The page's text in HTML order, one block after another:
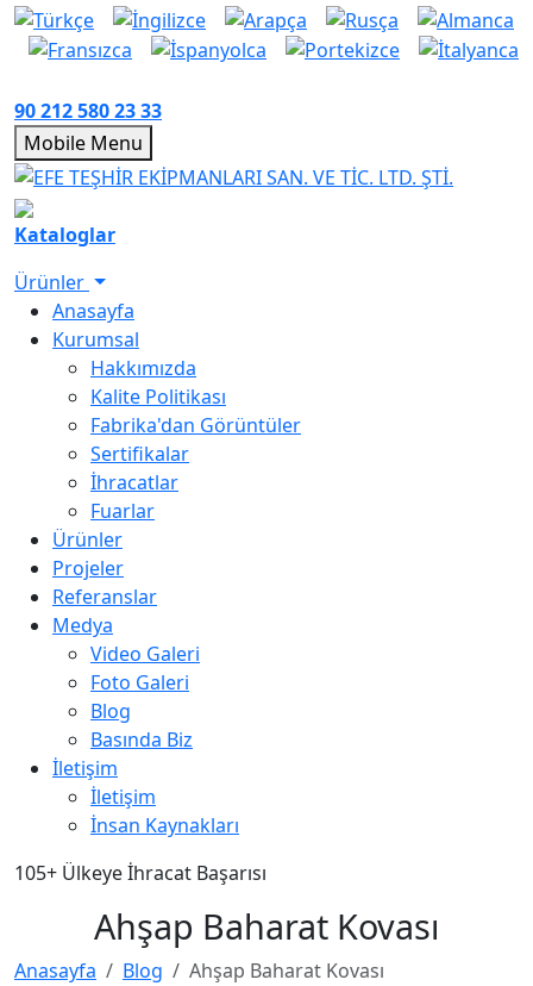
90 212 580 23 33
Mobile Menu
Kataloglar
Ürünler
Anasayfa
Kurumsal
Hakkımızda
Kalite Politikası
Fabrika'dan Görüntüler
Sertifikalar
İhracatlar
Fuarlar
Ürünler
Projeler
Referanslar
Medya
Video Galeri
Foto Galeri
Blog
Basında Biz
İletişim
İletişim
İnsan Kaynakları
105+ Ülkeye İhracat Başarısı
Ahşap Baharat Kovası
Anasayfa Blog Ahşap Baharat Kovası